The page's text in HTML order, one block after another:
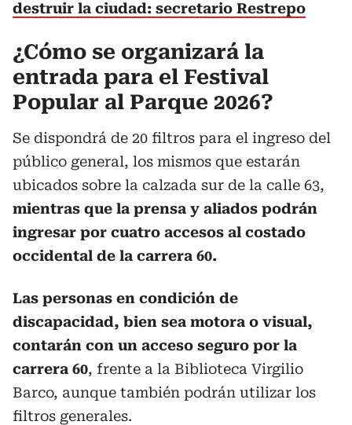
destruir la ciudad: secretario Restrepo
¿Cómo se organizará la
entrada para el Festival
Popular al Parque 2026?
Se dispondrá de 20 filtros para el ingreso del
público general, los mismos que estarán
ubicados sobre la calzada sur de la calle 63,
mientras que la prensa y aliados podrán
ingresar por cuatro accesos al costado
occidental de la carrera 60.
Las personas en condición de
discapacidad, bien sea motora o visual,
contarán con un acceso seguro por la
carrera 60, frente a la Biblioteca Virgilio
Barco, aunque también podrán utilizar los
filtros generales.